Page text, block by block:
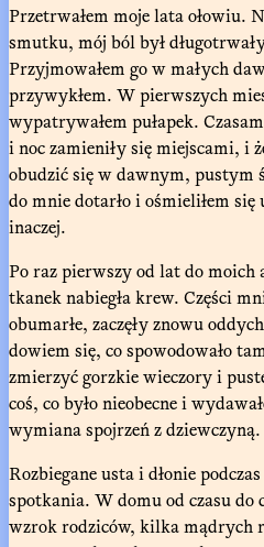
Przetrwałem moje lata ołowiu.
smutku, mój ból był
Przyjmowałem go w małych
przywykłem. W pierwszych
wypatrywałem pułapek.
i noc zamieniły się miejscami, i
obudzić się w dawnym, pustym
do mnie dotarło i ośmieliłem
inaczej.
Po raz pierwszy od lat do moich
tkanek nabiegła krew. Części
obumarłe, zaczęły znowu
dowiem się, co spowodowało
zmierzyć gorzkie wieczory i
coś, co było nieobecne i
wymiana spojrzeń z dziewczyną.
Rozbiegane usta i dłonie
spotkania. W domu od czasu do
wzrok rodziców, kilka mądrych